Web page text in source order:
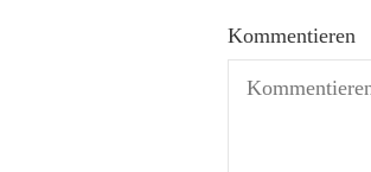
Kommentieren